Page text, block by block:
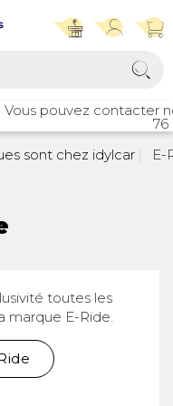
Vous pouvez contacter
76
sont chez idylcar E-
toutes les
marque E-Ride.